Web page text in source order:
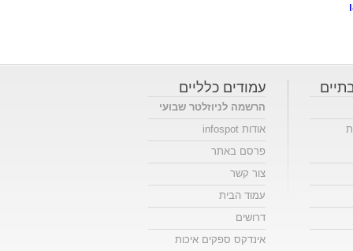
עמודים כלליים
הרשמה לניוזלטר שבועי
אודות infospot
פרסם באתר
צור קשר
עמוד הבית
דרושים
אינדקס ספקים איכות